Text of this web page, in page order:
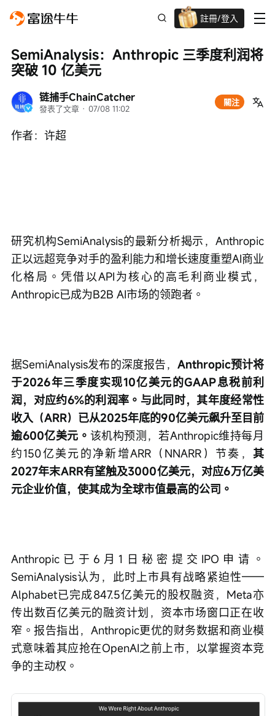
註冊/登入
高達過千蚊獎賞
链捕手ChainCatcher
發表了文章 · 07/08 11:02
關注
SemiAnalysis：Anthropic 三季度利润将
突破 10 亿美元
作者：许超
研究机构SemiAnalysis的最新分析揭示，Anthropic
正以远超竞争对手的盈利能力和增长速度重塑AI商业
化格局。凭借以API为核心的高毛利商业模式，
Anthropic已成为B2B AI市场的领跑者。
据SemiAnalysis发布的深度报告， Anthropic预计将
于2026年三季度实现10亿美元的GAAP息税前利
润，对应约6%的利润率。与此同时，其年度经常性
收入（ARR）已从2025年底的90亿美元飙升至目前
逾600亿美元。 该机构预测，若Anthropic维持每月
约150亿美元的净新增ARR（NNARR）节奏， 其
2027年末ARR有望触及3000亿美元，对应6万亿美
元企业价值，使其成为全球市值最高的公司。
Anthropic已于6月1日秘密提交IPO申请。
SemiAnalysis认为，此时上市具有战略紧迫性——
Alphabet已完成847.5亿美元的股权融资，Meta亦
传出数百亿美元的融资计划，资本市场窗口正在收
窄。报告指出，Anthropic更优的财务数据和商业模
式意味着其应抢在OpenAI之前上市，以掌握资本竞
争的主动权。